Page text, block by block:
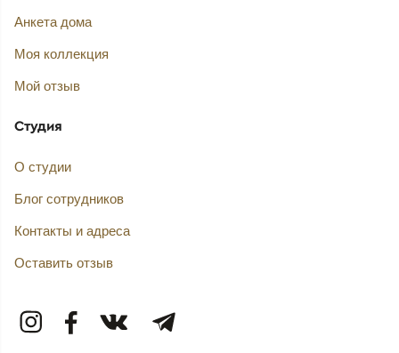
Анкета дома
Моя коллекция
Мой отзыв
Студия
О студии
Блог сотрудников
Контакты и адреса
Оставить отзыв